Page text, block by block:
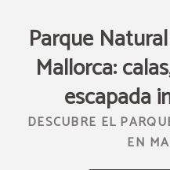
Parque
Mallorca:
escapada
DESCUBRE EL
EN